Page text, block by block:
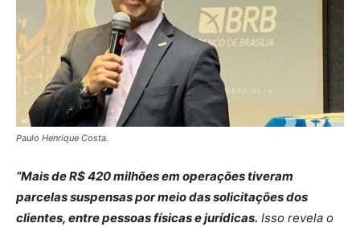
Paulo Henrique Costa.
“Mais de R$ 420 milhões em operações tiveram
parcelas suspensas por meio das solicitações dos
clientes, entre pessoas físicas e jurídicas. Isso revela o